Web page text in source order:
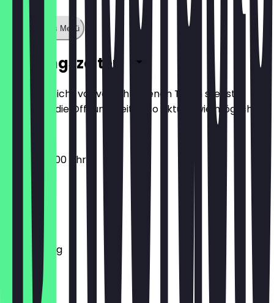
Zeige ganzes Menü
Öffnungszeiten
Damit du nicht vor verschlossenen Türen stehst,
halten wir die Öffnungszeiten so aktuell wie möglich.
07:00 - 22:00 Uhr
Montag
Dienstag
Mittwoch
Donnerstag
Freitag
Samstag
Sonntag